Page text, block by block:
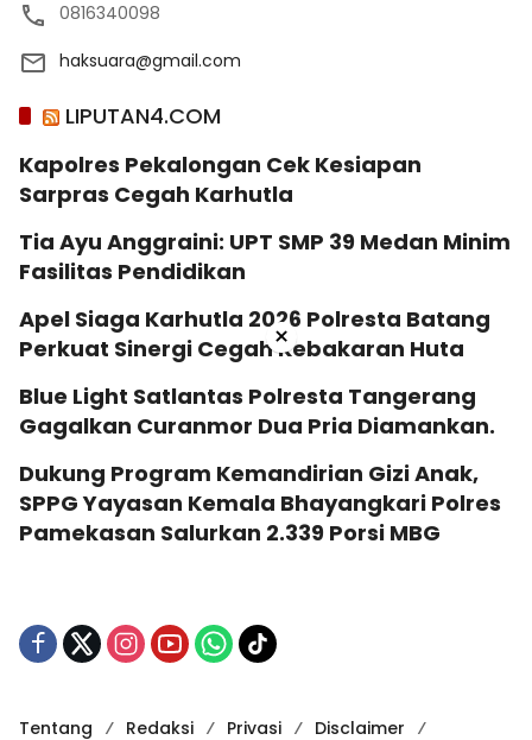
0816340098
haksuara@gmail.com
LIPUTAN4.COM
Kapolres Pekalongan Cek Kesiapan
Sarpras Cegah Karhutla
Tia Ayu Anggraini: UPT SMP 39 Medan Minim
Fasilitas Pendidikan
Apel Siaga Karhutla 2026 Polresta Batang
Perkuat Sinergi Cegah Kebakaran Huta
Blue Light Satlantas Polresta Tangerang
Gagalkan Curanmor Dua Pria Diamankan.
Dukung Program Kemandirian Gizi Anak,
SPPG Yayasan Kemala Bhayangkari Polres
Pamekasan Salurkan 2.339 Porsi MBG
Tentang Redaksi Privasi Disclaimer
×